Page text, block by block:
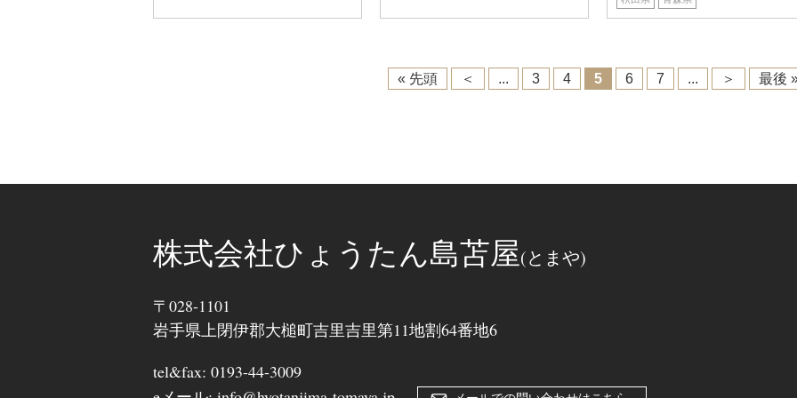
« 先頭 ＜ ... 3 4 5 6 7 ... ＞ 最後
株式会社ひょうたん島苫屋(とまや)
〒028-1101
岩手県上閉伊郡大槌町吉里吉里第11地割64番地6
tel&fax: 0193-44-3009